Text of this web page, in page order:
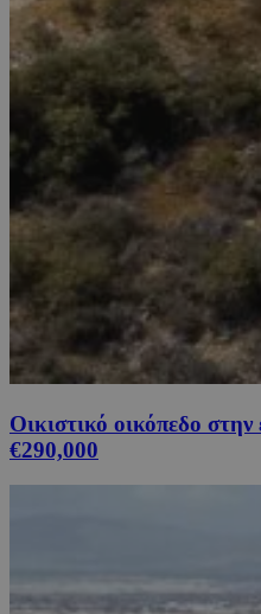
Οικιστικό οικόπεδο
€290,000